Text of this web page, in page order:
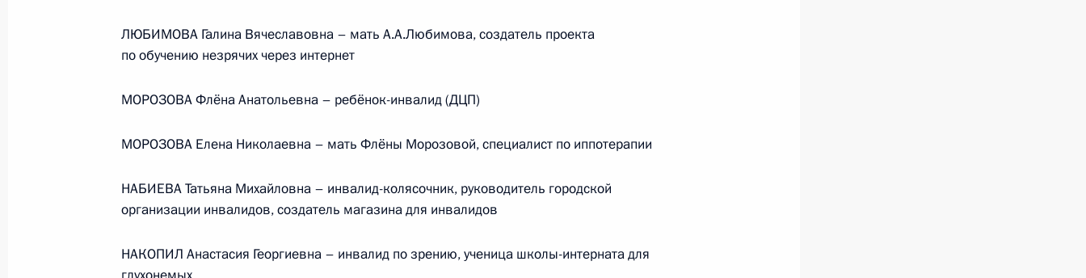
В России во исполнение поручения
ЛЮБИМОВА Галина Вячеславовна – мать А.А.Любимова, создатель проекта
по обучению незрячих через интернет
МОРОЗОВА Флёна Анатольевна – ребёнок-инвалид (ДЦП)
МОРОЗОВА Елена Николаевна – мать Флёны Морозовой, специалист по иппотерапии
НАБИЕВА Татьяна Михайловна – инвалид-колясочник, руководитель городской
организации инвалидов, создатель магазина для инвалидов
НАКОПИЛ Анастасия Георгиевна – инвалид по зрению, ученица школы-интерната для